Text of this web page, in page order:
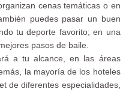
cenas temáticas o en
puedes pasar un buen
tu deporte favorito; en una
pasos de baile.
a tu alcance, en las áreas
la mayoría de los hoteles
de diferentes especialidades,